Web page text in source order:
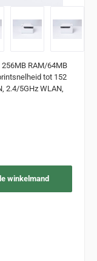
RAM/64MB
tot 152
2.4/5GHz WLAN,
winkelmand